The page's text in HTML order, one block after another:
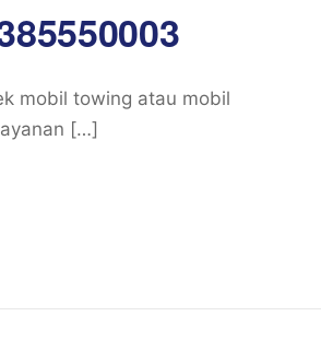
mobil towing atau mobil
[…]